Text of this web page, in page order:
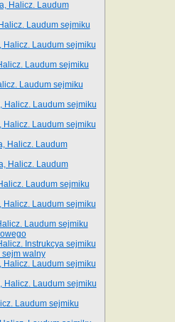
Halicz. Laudum
Laudum sejmiku
Halicz. Laudum sejmiku
Laudum sejmiku
Laudum sejmiku
Halicz. Laudum sejmiku
Halicz. Laudum sejmiku
Halicz. Laudum
Halicz. Laudum
Laudum sejmiku
Halicz. Laudum sejmiku
Laudum sejmiku
Instrukcya sejmiku
sejm walny
Halicz. Laudum sejmiku
Halicz. Laudum sejmiku
Laudum sejmiku